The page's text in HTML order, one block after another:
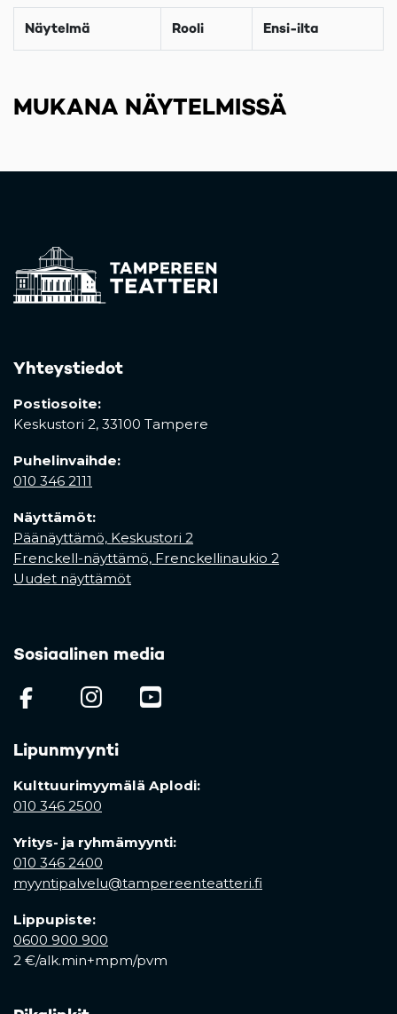
Näytelmä Rooli Ensi-ilta
MUKANA NÄYTELMISSÄ
Yhteystiedot
Postiosoite:
Keskustori 2, 33100 Tampere
Puhelinvaihde:
010 346 2111
Näyttämöt:
Päänäyttämö, Keskustori 2
Frenckell-näyttämö, Frenckellinaukio 2
Uudet näyttämöt
Sosiaalinen media
(opens in a new tab)
(opens in a new tab)
Lipunmyynti
Kulttuurimyymälä Aplodi:
010 346 2500
Yritys- ja ryhmämyynti:
010 346 2400
myyntipalvelu@tampereenteatteri.fi
Lippupiste:
0600 900 900
2 €/alk.min+mpm/pvm